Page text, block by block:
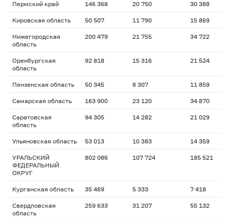
Пермский край 146 368 20 750 30 388
Кировская область 50 507 11 790 15 869
Нижегородская
область
200 479 21 755 34 722
Оренбургская
область
92 818 15 316 21 524
Пензенская область 50 345 8 307 11 859
Самарская область 163 900 23 120 34 870
Саратовская
область
94 305 14 282 21 029
Ульяновская область 53 013 10 383 14 359
УРАЛЬСКИЙ
ФЕДЕРАЛЬНЫЙ
ОКРУГ
802 086 107 724 185 521
Курганская область 35 469 5 333 7 418
Свердловская
область
259 633 31 207 55 132